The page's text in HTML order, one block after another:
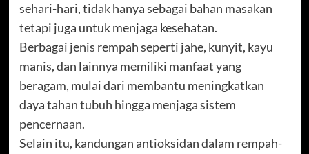
sehari-hari, tidak hanya sebagai bahan masakan
tetapi juga untuk menjaga kesehatan.
Berbagai jenis rempah seperti jahe, kunyit, kayu
manis, dan lainnya memiliki manfaat yang
beragam, mulai dari membantu meningkatkan
daya tahan tubuh hingga menjaga sistem
pencernaan.
Selain itu, kandungan antioksidan dalam rempah-